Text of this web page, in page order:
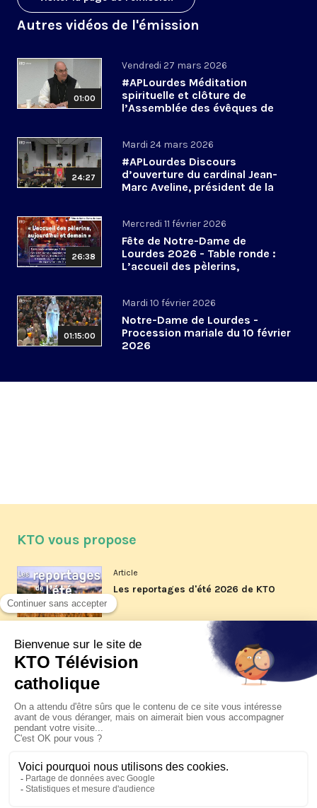
Autres vidéos de l'émission
01:00
Vendredi 27 mars 2026
#APLourdes Méditation
spirituelle et clôture de
l’Assemblée des évêques de
24:27
Mardi 24 mars 2026
#APLourdes Discours
d’ouverture du cardinal Jean-
Marc Aveline, président de la
26:38
Mercredi 11 février 2026
Fête de Notre-Dame de
Lourdes 2026 - Table ronde :
L’accueil des pèlerins,
01:15:00
Mardi 10 février 2026
Notre-Dame de Lourdes -
Procession mariale du 10 février
2026
KTO vous propose
Article
Les reportages d'été 2026 de KTO
Article
La visite pastorale du pape Léon
XIV à Assise à suivre sur KTO le
Article
Le pape en Uruguay, Argentine et